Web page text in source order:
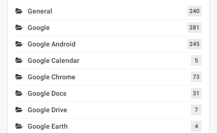
General 240
Google 281
Google Android 245
Google Calendar 5
Google Chrome 73
Google Docs 31
Google Drive 7
Google Earth 4